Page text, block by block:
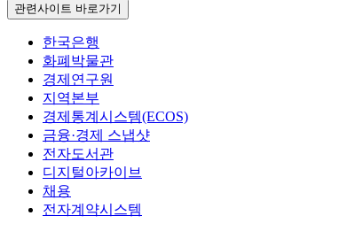
관련사이트 바로가기
한국은행
화폐박물관
경제연구원
지역본부
경제통계시스템(ECOS)
금융·경제 스냅샷
전자도서관
디지털아카이브
채용
전자계약시스템